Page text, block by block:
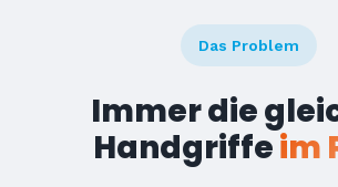
Das Problem
Immer die
Handgriffeim